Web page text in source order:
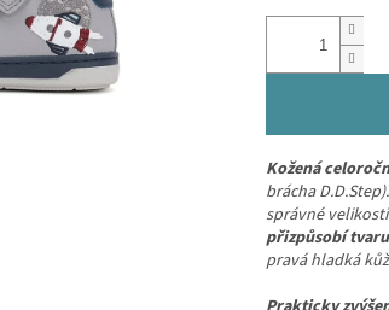
Kožená
brácha
správné
přizpůsobí
pravá hladká